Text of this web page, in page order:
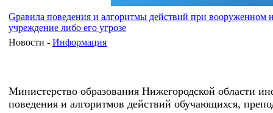
Gравила поведения и алгоритмы действий при вооруженном
учреждение либо его угрозе
Новости - Информация
Министерство образования Нижегородской области
поведения и алгоритмов действий обучающихся,